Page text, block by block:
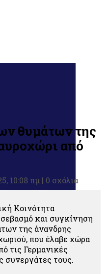
θυμάτων της
από
10:08 πμ | 0 σχόλια
Κοινότητα
και συγκίνηση
της άνανδρης
που έλαβε χώρα
τις Γερμανικές
συνεργάτες τους.